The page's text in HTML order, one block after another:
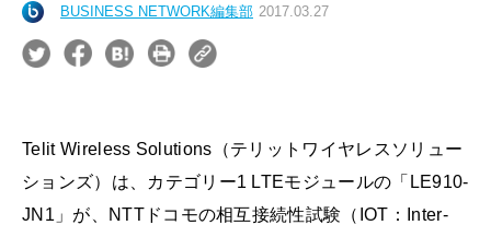
BUSINESS NETWORK編集部 2017.03.27
Telit Wireless Solutions（テリットワイヤレスソリュー
ションズ）は、カテゴリー1 LTEモジュールの「LE910-
JN1」が、NTTドコモの相互接続性試験（IOT：Inter-